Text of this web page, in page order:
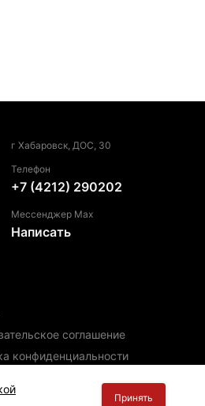
Принять
г Хабаровск, ДОС, 30
Телефон
+7 (4212) 290202
Мессенджер Max
Написать
соглашение
конфиденциальности
для правообладателей